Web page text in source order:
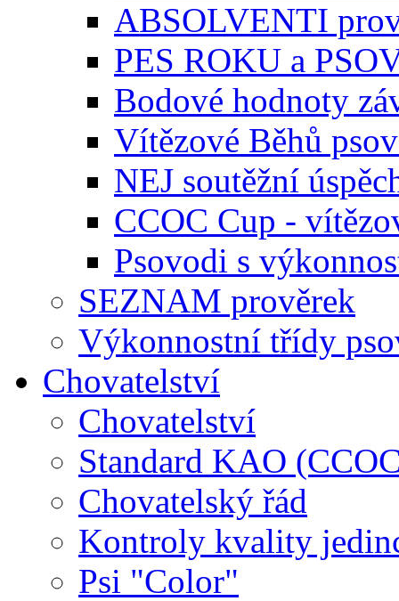
ABSOLVENTI
PES ROKU a
Bodové hodnoty
Vítězové Běhů
NEJ soutěžní
CCOC Cup -
Psovodi s
SEZNAM prověrek
Výkonnostní třídy
Chovatelství
Chovatelství
Standard KAO
Chovatelský řád
Kontroly kvality
Psi "Color"